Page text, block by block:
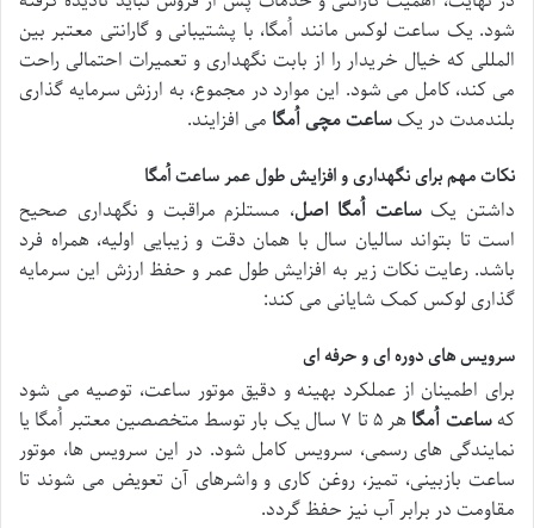
شود. یک ساعت لوکس مانند اُمگا، با پشتیبانی و گارانتی معتبر بین
المللی که خیال خریدار را از بابت نگهداری و تعمیرات احتمالی راحت
می کند، کامل می شود. این موارد در مجموع، به ارزش سرمایه گذاری
بلندمدت در یکساعت مچی اُمگا می افزایند.
نکات مهم برای نگهداری و افزایش طول عمر ساعت اُمگا
داشتن یکساعت اُمگا اصل، مستلزم مراقبت و نگهداری صحیح
است تا بتواند سالیان سال با همان دقت و زیبایی اولیه، همراه فرد
باشد. رعایت نکات زیر به افزایش طول عمر و حفظ ارزش این سرمایه
گذاری لوکس کمک شایانی می کند:
سرویس های دوره ای و حرفه ای
برای اطمینان از عملکرد بهینه و دقیق موتور ساعت، توصیه می شود
کهساعت اُمگا
هر ۵ تا ۷ سال یک بار توسط متخصصین معتبر اُمگا یا
نمایندگی های رسمی، سرویس کامل شود. در این سرویس ها، موتور
ساعت بازبینی، تمیز، روغن کاری و واشرهای آن تعویض می شوند تا
مقاومت در برابر آب نیز حفظ گردد.